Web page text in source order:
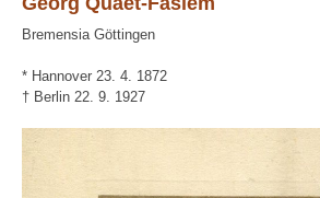
Bremensia Göttingen
* Hannover 23. 4. 1872
† Berlin 22. 9. 1927